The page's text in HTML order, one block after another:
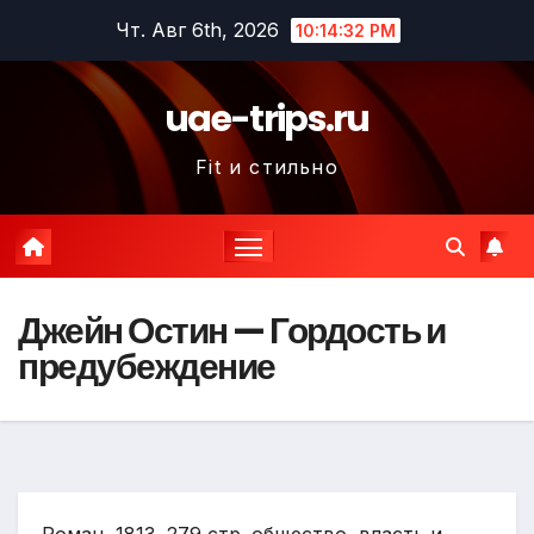
содержимому
Чт. Авг 6th, 2026 10:14:33 PM
uae-trips.ru
Fit и стильно
Джейн Остин — Гордость и
предубеждение